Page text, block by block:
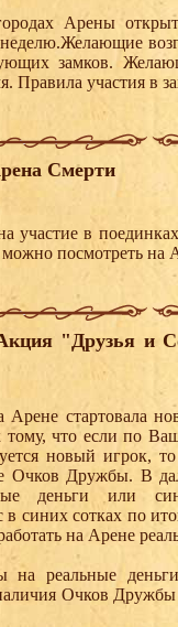
Арены
замков.
Правила участия в
Смерти
участие в
посмотреть на
"Друзья и
стартовала
тому, что если по
новый
Очков Дружбы. В
деньги или
синих сотках по
на Арене
реальные деньги
Очков Дружбы